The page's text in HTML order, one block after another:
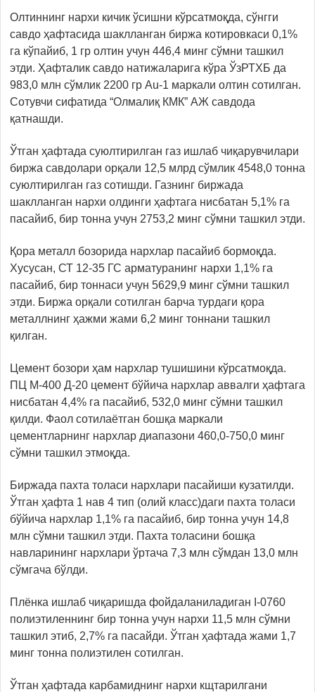
Олтиннинг нархи кичик ўсишни кўрсатмоқда, сўнгги
савдо ҳафтасида шаклланган биржа котировкаси 0,1%
га кўпайиб, 1 гр олтин учун 446,4 минг сўмни ташкил
этди. Ҳафталик савдо натижаларига кўра ЎзРТХБ да
983,0 млн сўмлик 2200 гр Au-1 маркали олтин сотилган.
Сотувчи сифатида “Олмалиқ КМК” АЖ савдода
қатнашди.
Ўтган ҳафтада суюлтирилган газ ишлаб чиқарувчилари
биржа савдолари орқали 12,5 млрд сўмлик 4548,0 тонна
суюлтирилган газ сотишди. Газнинг биржада
шаклланган нархи олдинги ҳафтага нисбатан 5,1% га
пасайиб, бир тонна учун 2753,2 минг сўмни ташкил этди.
Қора металл бозорида нархлар пасайиб бормоқда.
Хусусан, СТ 12-35 ГС арматуранинг нархи 1,1% га
пасайиб, бир тоннаси учун 5629,9 минг сўмни ташкил
этди. Биржа орқали сотилган барча турдаги қора
металлнинг ҳажми жами 6,2 минг тоннани ташкил
қилган.
Цемент бозори ҳам нархлар тушишини кўрсатмоқда.
ПЦ М-400 Д-20 цемент бўйича нархлар аввалги ҳафтага
нисбатан 4,4% га пасайиб, 532,0 минг сўмни ташкил
қилди. Фаол сотилаётган бошқа маркали
цементларнинг нархлар диапазони 460,0-750,0 минг
сўмни ташкил этмоқда.
Биржада пахта толаси нархлари пасайиши кузатилди.
Ўтган ҳафта 1 нав 4 тип (олий класс)даги пахта толаси
бўйича нархлар 1,1% га пасайиб, бир тонна учун 14,8
млн сўмни ташкил этди. Пахта толасини бошқа
навларининг нархлари ўртача 7,3 млн сўмдан 13,0 млн
сўмгача бўлди.
Плёнка ишлаб чиқаришда фойдаланиладиган I-0760
полиэтиленнинг бир тонна учун нархи 11,5 млн сўмни
ташкил этиб, 2,7% га пасайди. Ўтган ҳафтада жами 1,7
минг тонна полиэтилен сотилган.
Ўтган ҳафтада карбамиднинг нархи кщтарилгани